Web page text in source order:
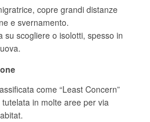
copre grandi distanze
e svernamento.
su scogliere o isolotti, spesso in
come “Least Concern”
in molte aree per via